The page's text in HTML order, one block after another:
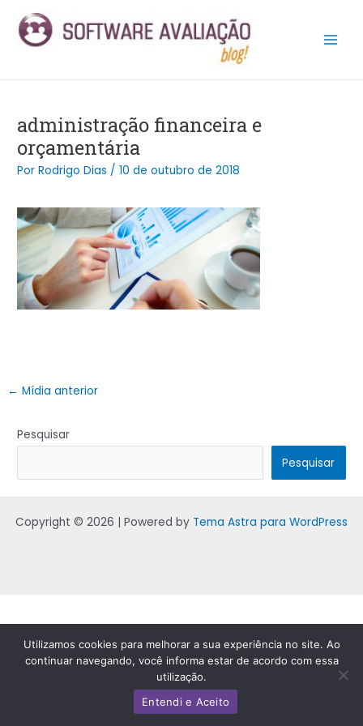
para
administração financeira e
orçamentária
PorRodrigo Dias /10 de outubro de 2018
navigation
← Mídia anterior
Pesquisar
Pesquisar
Copyright © 2026 | Powered by Tema Astra para WordPress
Utilizamos cookies para melhorar a sua experiência no site. Ao
continuar navegando, você informa estar de acordo com essa
utilização.
Entendi e Aceito